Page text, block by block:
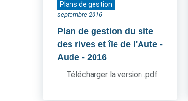
Plans de gestion
septembre 2016
Plan de gestion du site
des rives et île de l'Aute -
Aude - 2016
Télécharger la version .pdf